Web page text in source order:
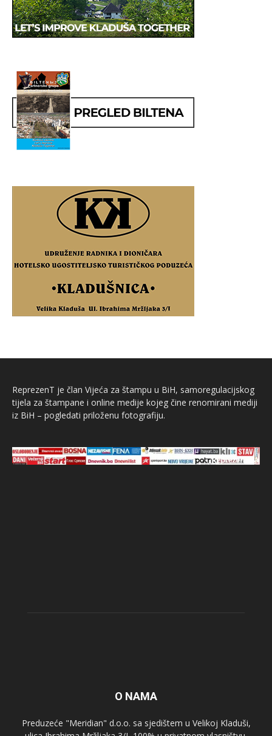
ReprezenT je član Vijeća za štampu u BiH, samoregulacijskog
tijela za štampane i online medije kojeg čine renomirani mediji
iz BiH – pogledati priloženu fotografiju.
O NAMA
Preduzeće "Meridian" d.o.o. sa sjedištem u Velikoj Kladuši,